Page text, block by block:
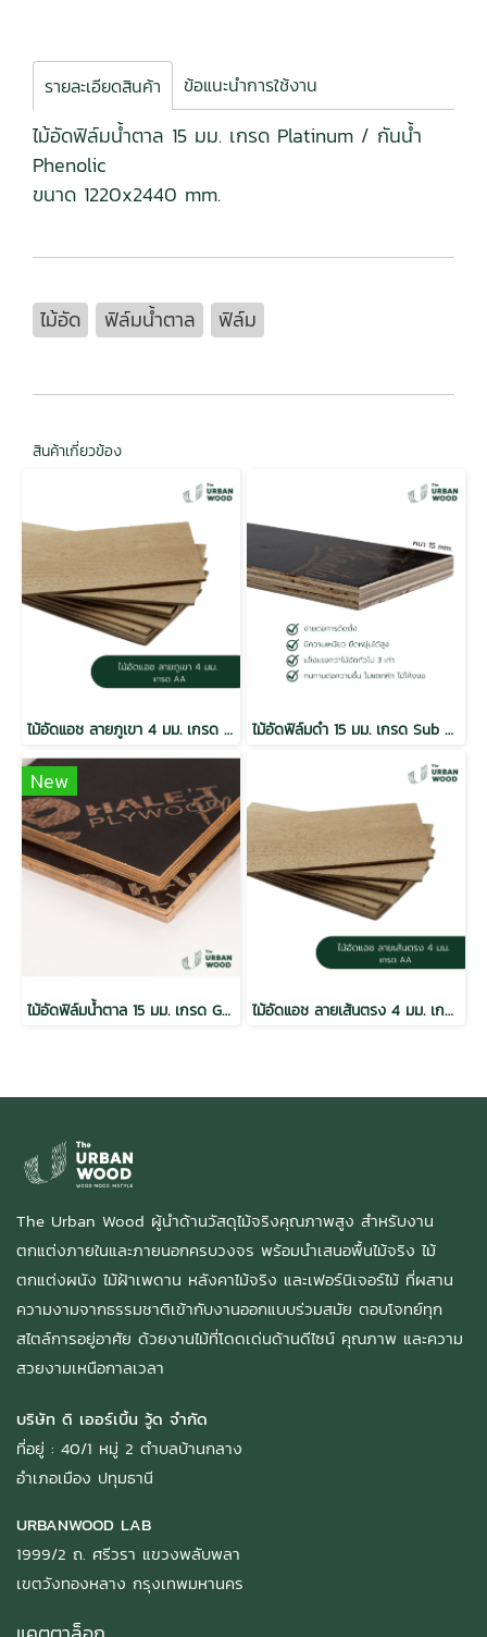
รายละเอียดสินค้า ข้อแนะนำการใช้งาน
ไม้อัดฟิล์มน้ำตาล 15 มม. เกรด Platinum / กันน้ำ
Phenolic
ขนาด 1220x2440 mm.
ไม้อัด ฟิล์มน้ำตาล ฟิล์ม
สินค้าเกี่ยวข้อง
ไม้อัดแอช ลายภูเขา 4 มม. เกรด AA / E2 ไม้อัดฟิล์มดำ 15 มม. เกรด Sub Standard / MR
New
ไม้อัดฟิล์มน้ำตาล 15 มม. เกรด Gold / กันน้ำ Melamine ไม้อัดแอช ลายเส้นตรง 4 มม. เกรด AA / E2
The Urban Wood ผู้นำด้านวัสดุไม้จริงคุณภาพสูง สำหรับงาน
ตกแต่งภายในและภายนอกครบวงจร พร้อมนำเสนอพื้นไม้จริง ไม้
ตกแต่งผนัง ไม้ฝ้าเพดาน หลังคาไม้จริง และเฟอร์นิเจอร์ไม้ ที่ผสาน
ความงามจากธรรมชาติเข้ากับงานออกแบบร่วมสมัย ตอบโจทย์ทุก
สไตล์การอยู่อาศัย ด้วยงานไม้ที่โดดเด่นด้านดีไซน์ คุณภาพ และความ
สวยงามเหนือกาลเวลา
บริษัท ดิ เออร์เบิ้น วู้ด จำกัด
ที่อยู่ : 40/1 หมู่ 2 ตำบลบ้านกลาง
อำเภอเมือง ปทุมธานี
URBANWOOD LAB
1999/2 ถ. ศรีวรา แขวงพลับพลา
เขตวังทองหลาง กรุงเทพมหานคร